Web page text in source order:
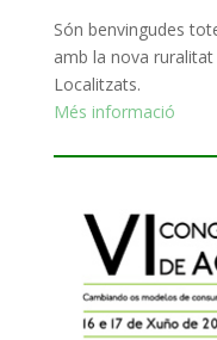
Són benvingudes
amb la nova
Localitzats.
Més informació